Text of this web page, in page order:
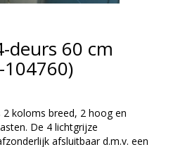
deurs 60 cm
koloms breed, 2 hoog en
De 4 lichtgrijze
afsluitbaar d.m.v. een